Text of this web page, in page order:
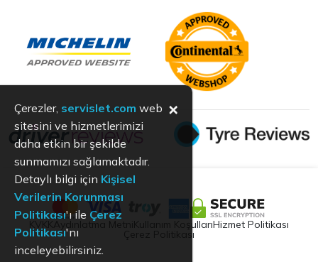
Aydınlatma Metni Kullanım KoşullarıHizmet Politikası
Çerez Politikası
Çerezler, servislet.com web
sitesini ve hizmetlerimizi
daha etkin bir şekilde
sunmamızı sağlamaktadır.
Detaylı bilgi için Kişisel
Verilerin Korunması
Politikası'ı ile Çerez
Politikası'nı
inceleyebilirsiniz.
×